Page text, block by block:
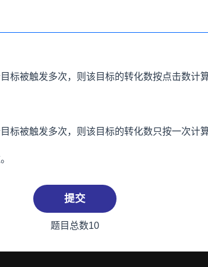
标被触发多次，则该目标的转化数按点击数计算
标被触发多次，则该目标的转化数只按一次计算
提交
题目总数10